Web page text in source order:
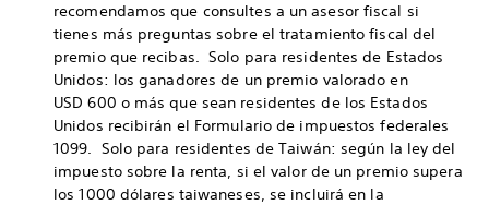
recomendamos que consultes a un asesor fiscal si
tienes más preguntas sobre el tratamiento fiscal del
premio que recibas. Solo para residentes de Estados
Unidos: los ganadores de un premio valorado en
USD 600 o más que sean residentes de los Estados
Unidos recibirán el Formulario de impuestos federales
1099. Solo para residentes de Taiwán: según la ley del
impuesto sobre la renta, si el valor de un premio supera
los 1000 dólares taiwaneses, se incluirá en la